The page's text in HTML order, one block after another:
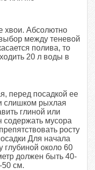
хвои. Абсолютно
между теневой
полива, то
20 л воды в
перед посадкой ее
слишком рыхлая
глиной или
содержать мусора
росту
Для начала
около 60
должен быть 40-
см.